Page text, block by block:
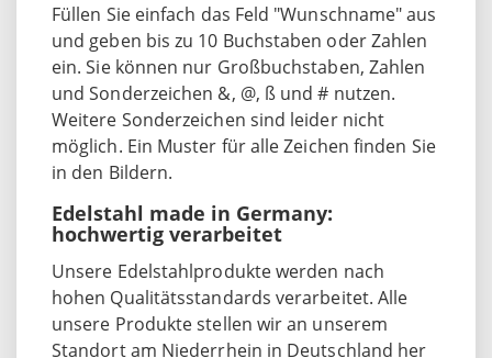
Füllen Sie einfach das Feld "Wunschname" aus
und geben bis zu 10 Buchstaben oder Zahlen
ein. Sie können nur Großbuchstaben, Zahlen
und Sonderzeichen &, @, ß und # nutzen.
Weitere Sonderzeichen sind leider nicht
möglich. Ein Muster für alle Zeichen finden Sie
in den Bildern.
Edelstahl made in Germany:
hochwertig verarbeitet
Unsere Edelstahlprodukte werden nach
hohen Qualitätsstandards verarbeitet. Alle
unsere Produkte stellen wir an unserem
Standort am Niederrhein in Deutschland her